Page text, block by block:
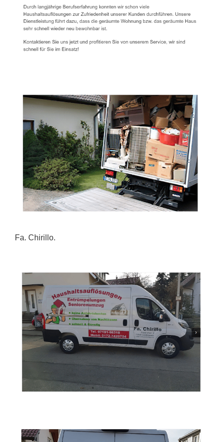
Fa. Chirillo.